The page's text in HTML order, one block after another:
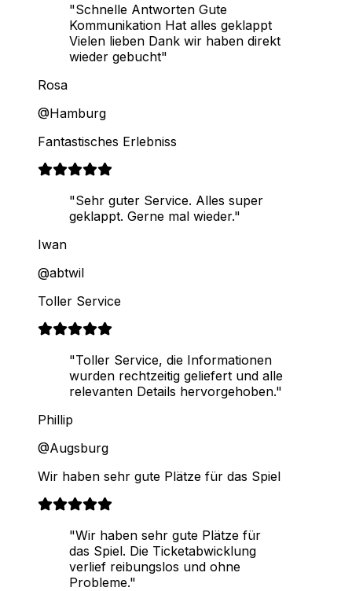
"Schnelle Antworten Gute
Kommunikation Hat alles geklappt
Vielen lieben Dank wir haben direkt
wieder gebucht"
Rosa
@Hamburg
Fantastisches Erlebniss
"Sehr guter Service. Alles super
geklappt. Gerne mal wieder."
Iwan
@abtwil
Toller Service
"Toller Service, die Informationen
wurden rechtzeitig geliefert und alle
relevanten Details hervorgehoben."
Phillip
@Augsburg
Wir haben sehr gute Plätze für das Spiel
"Wir haben sehr gute Plätze für
das Spiel. Die Ticketabwicklung
verlief reibungslos und ohne
Probleme."